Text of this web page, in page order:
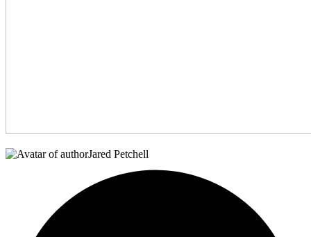
Jared Petchell